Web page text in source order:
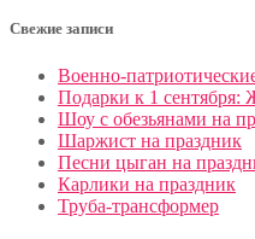
Свежие записи
Военно-
Подарки к 1 сентября:
Шоу с обезьянами на
Шаржист на праздник
Песни цыган на
Карлики на праздник
Труба-трансформер